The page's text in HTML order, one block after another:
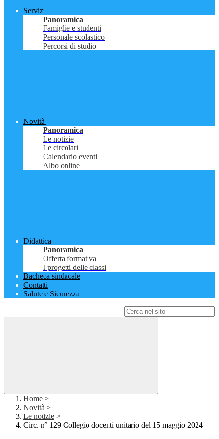
Servizi
Panoramica
Famiglie e studenti
Personale scolastico
Percorsi di studio
Novità
Panoramica
Le notizie
Le circolari
Calendario eventi
Albo online
Didattica
Panoramica
Offerta formativa
I progetti delle classi
Bacheca sindacale
Contatti
Salute e Sicurezza
Home >
Novità >
Le notizie >
Circ. n° 129 Collegio docenti unitario del 15 maggio 2024